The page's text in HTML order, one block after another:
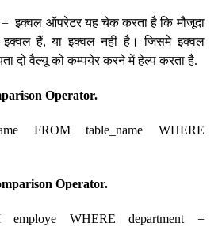
इक्वल ऑपरेटर यह चेक करता है कि मौजूदा
हैं, या इक्वल नहीं है। जिसमे इक्वल
दो वैल्यू को कम्पयेर करने में हेल्प करता है.
Operator.
FROM table_name WHERE
Operator.
WHERE department =